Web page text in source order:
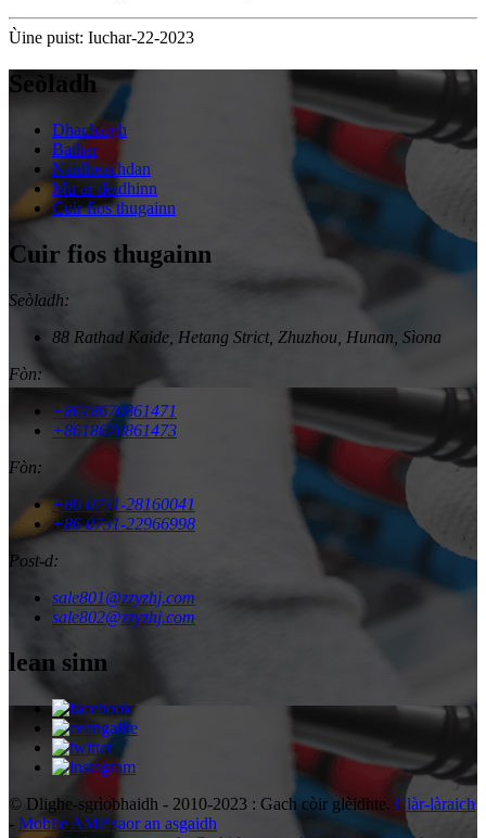
Ùine puist: Iuchar-22-2023
Seòladh
Dhachaigh
Bathar
Naidheachdan
Mu ar deidhinn
Cuir fios thugainn
Cuir fios thugainn
Seòladh:
88 Rathad Kaide, Hetang Strict, Zhuzhou, Hunan, Sìona
Fòn:
+8618670861471
+8618670861473
Fòn:
+86 0731-28160041
+86 0731-22966998
Post-d:
sale801@zzyzhj.com
sale802@zzyzhj.com
lean sinn
© Dlighe-sgrìobhaidh - 2010-2023 : Gach còir glèidhte. Clàr-làraich
- Mobile AMP saor an asgaidh